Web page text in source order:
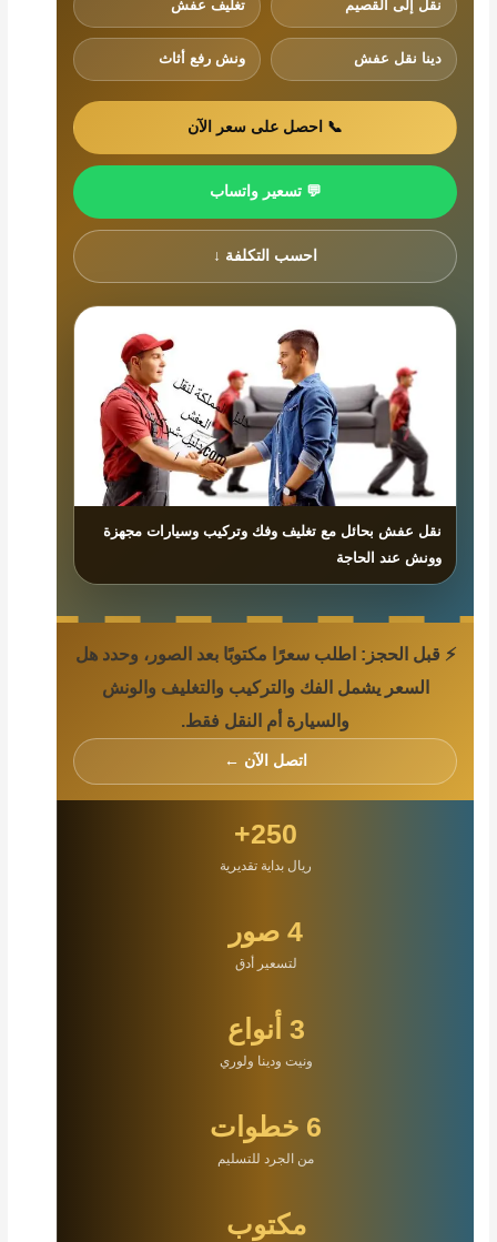
نقل إلى القصيم تغليف عفش
دينا نقل عفش ونش رفع أثاث
📞 احصل على سعر الآن
💬 تسعير واتساب
احسب التكلفة ↓
نقل عفش بحائل مع تغليف وفك وتركيب وسيارات مجهزة
وونش عند الحاجة
⚡ قبل الحجز: اطلب سعرًا مكتوبًا بعد الصور، وحدد هل
السعر يشمل الفك والتركيب والتغليف والونش
والسيارة أم النقل فقط.
اتصل الآن ←
250+
ريال بداية تقديرية
4 صور
لتسعير أدق
3 أنواع
ونيت ودينا ولوري
6 خطوات
من الجرد للتسليم
مكتوب